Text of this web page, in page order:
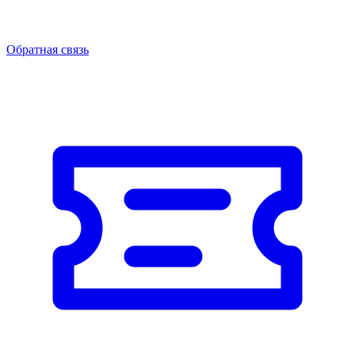
Обратная связь